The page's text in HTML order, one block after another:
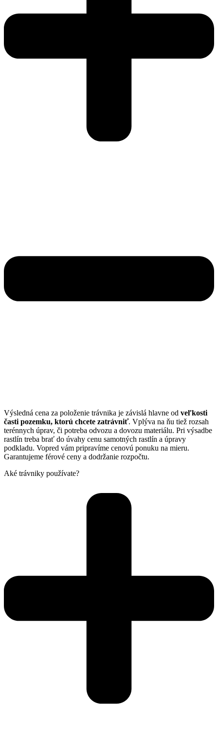
Výsledná cena za položenie trávnika je závislá hlavne od veľkosti
časti pozemku, ktorú chcete zatrávniť. Vplýva na ňu tiež rozsah
terénnych úprav, či potreba odvozu a dovozu materiálu. Pri výsadbe
rastlín treba brať do úvahy cenu samotných rastlín a úpravy
podkladu. Vopred vám pripravíme cenovú ponuku na mieru.
Garantujeme férové ceny a dodržanie rozpočtu.
Aké trávniky používate?